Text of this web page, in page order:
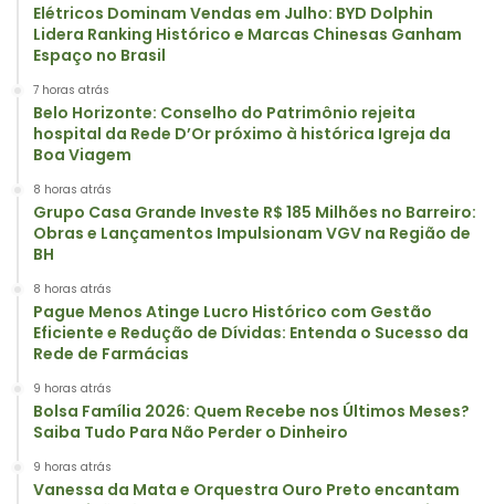
Elétricos Dominam Vendas em Julho: BYD Dolphin
Lidera Ranking Histórico e Marcas Chinesas Ganham
Espaço no Brasil
7 horas atrás
Belo Horizonte: Conselho do Patrimônio rejeita
hospital da Rede D’Or próximo à histórica Igreja da
Boa Viagem
8 horas atrás
Grupo Casa Grande Investe R$ 185 Milhões no Barreiro:
Obras e Lançamentos Impulsionam VGV na Região de
BH
8 horas atrás
Pague Menos Atinge Lucro Histórico com Gestão
Eficiente e Redução de Dívidas: Entenda o Sucesso da
Rede de Farmácias
9 horas atrás
Bolsa Família 2026: Quem Recebe nos Últimos Meses?
Saiba Tudo Para Não Perder o Dinheiro
9 horas atrás
Vanessa da Mata e Orquestra Ouro Preto encantam